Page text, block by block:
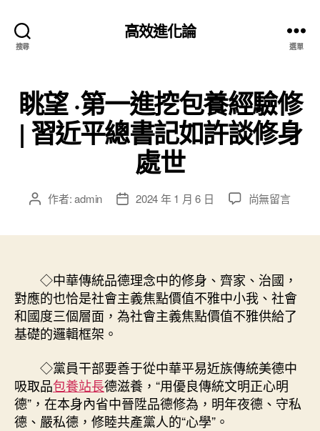
搜尋
高效進化論
選單
眺望 ·第一進挖包養經驗修
| 習近平總書記如許談修身
處世
文 作者:admin
文
期
2024 年 1 月 6 日
在
一
進
挖
包
驗
修
|
尚無留言
◇中華傳統品德理念中的修身、齊家、治國，
對應的也恰是社會主義焦點價值不雅中小我、社會
和國度三個層面，為社會主義焦點價值不雅供給了
基礎的邏輯框架。
◇黨員干部要善于從中華平易近族傳統美德中
吸取品包養站長德滋養，“用優良傳統文明正心明
德”，在本身內省中晉陞品德修為，明年夜德、守私
德、嚴私德，修睦共產黨人的“心學”。